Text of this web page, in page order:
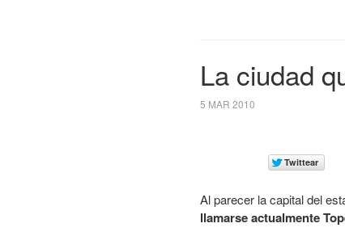
La ciudad
5 MAR 2010
Al parecer la capital del
llamarse actualmente